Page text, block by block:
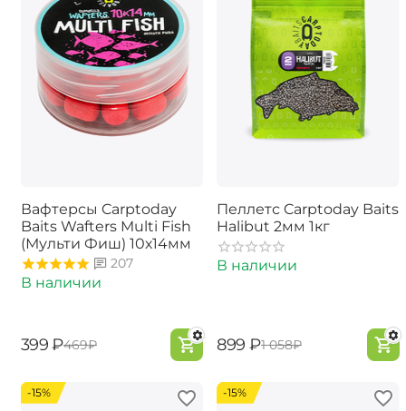
Вафтерсы Carptoday
Baits Wafters Multi Fish
(Мульти Фиш) 10х14мм
207
В наличии
‍399‍ ₽‍469‍₽
Пеллетс Carptoday Baits
Halibut 2мм 1кг
В наличии
‍899‍ ₽‍1 058‍₽
-15% -15%